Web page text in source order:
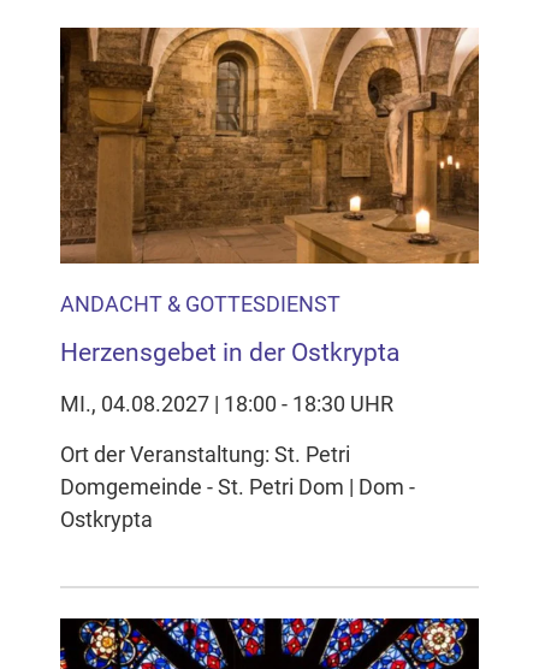
ANDACHT & GOTTESDIENST
Herzensgebet in der Ostkrypta
MI., 04.08.2027 | 18:00 - 18:30 UHR
Ort der Veranstaltung: St. Petri
Domgemeinde - St. Petri Dom | Dom -
Ostkrypta